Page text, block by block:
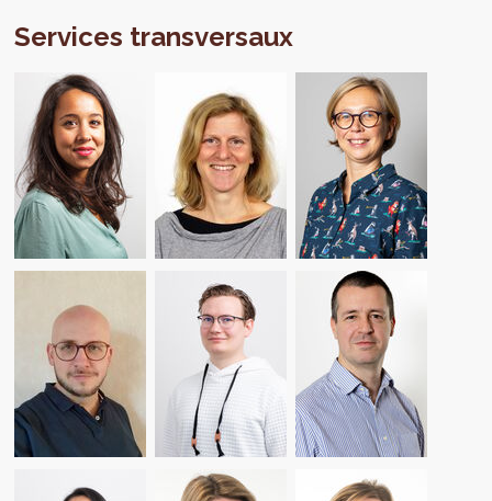
Services transversaux